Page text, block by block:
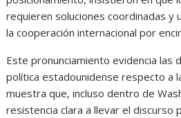
requieren soluciones coordinadas y
la cooperación internacional por
Este pronunciamiento evidencia las
política estadounidense respecto a
muestra que, incluso dentro de
resistencia clara a llevar el discurso